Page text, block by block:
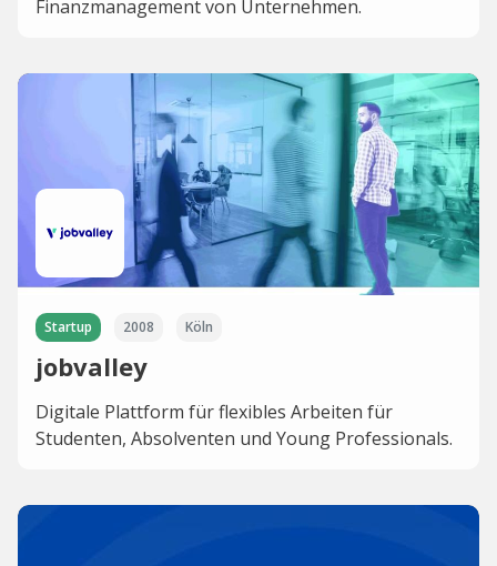
Finanzmanagement von Unternehmen.
Startup 2008 Köln
jobvalley
Digitale Plattform für flexibles Arbeiten für
Studenten, Absolventen und Young Professionals.